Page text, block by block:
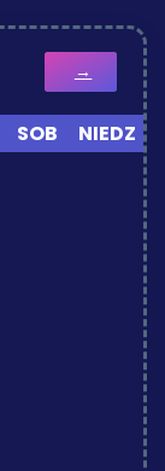
→
SOB NIEDZ